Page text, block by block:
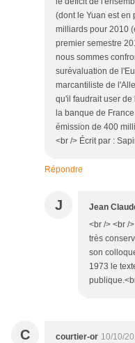
(dont le Yuan est en
milliards pour 2010
premier semestre
nous sommes
surévaluation de
marcantiliste de
qu'il faudrait user
la banque de
émission de 400
<br /> Écrit par :
Répondre
J Jean
<br /> <br /
très
son
1973 le
C courtier-or 10/10/